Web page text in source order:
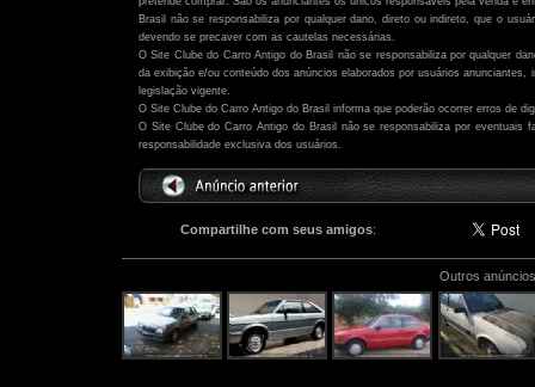
Brasil não se responsabiliza por qualquer dano, direto ou indireto, que o
devendo se precaver com as cautelas necessárias.
O Site Clube do Carro Antigo do Brasil não se responsabiliza por qualquer
da exibição e/ou conteúdo dos anúncios elaborados por usuários
legislação vigente.
O Site Clube do Carro Antigo do Brasil informa que poderão ocorrer erros de
O Site Clube do Carro Antigo do Brasil não se responsabiliza por eventuais
responsabilidade exclusiva dos usuários.
Compartilhe com seus amigos:
Outros